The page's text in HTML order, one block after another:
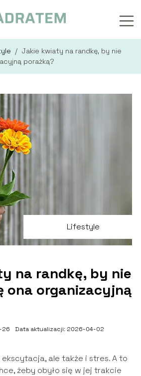
/ Jakie kwiaty na randkę, by nie
porażką?
Lifestyle
na randkę, by nie
ona organizacyjną
26 Data aktualizacji: 2026-04-02
ale także i stres. A to
żeby obyło się w jej trakcie